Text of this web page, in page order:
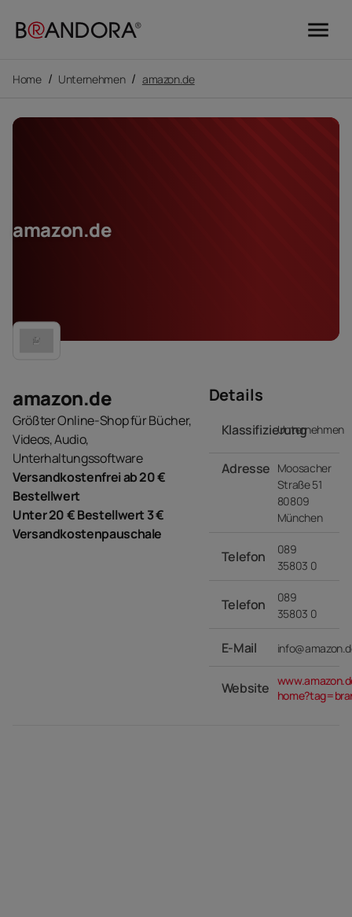
menu
Home / Unternehmen / amazon.de
amazon.de
amazon.de
Größter Online-Shop für Bücher,
Videos, Audio,
Unterhaltungssoftware
Versandkostenfrei ab 20 €
Bestellwert
Unter 20 € Bestellwert 3 €
Versandkostenpauschale
Details
KlassifizierungUnternehmen
Adresse Moosacher
Straße 51
80809
München
Telefon
089
35803 0
Telefon
089
35803 0
E-Mail
Website